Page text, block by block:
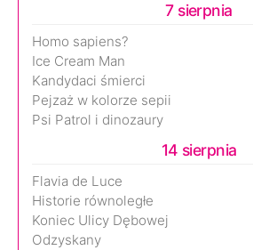
7 sierpnia
Homo sapiens?
Ice Cream Man
Kandydaci śmierci
Pejzaż w kolorze sepii
Psi Patrol i dinozaury
14 sierpnia
Flavia de Luce
Historie równoległe
Koniec Ulicy Dębowej
Odzyskany